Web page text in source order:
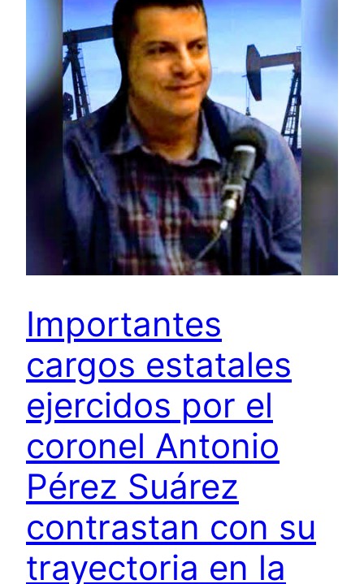
Importantes
cargos estatales
ejercidos por el
coronel Antonio
Pérez Suárez
contrastan con su
trayectoria en la